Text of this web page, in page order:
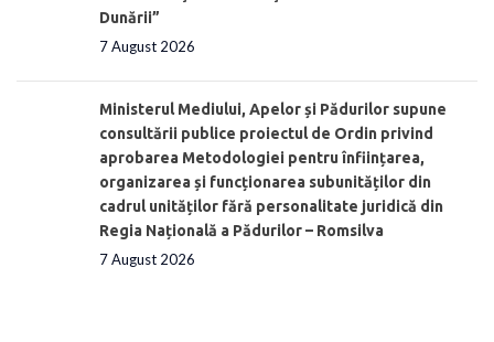
Dunării”
7 August 2026
Ministerul Mediului, Apelor și Pădurilor supune
consultării publice proiectul de Ordin privind
aprobarea Metodologiei pentru înființarea,
organizarea și funcționarea subunităților din
cadrul unităților fără personalitate juridică din
Regia Națională a Pădurilor – Romsilva
7 August 2026